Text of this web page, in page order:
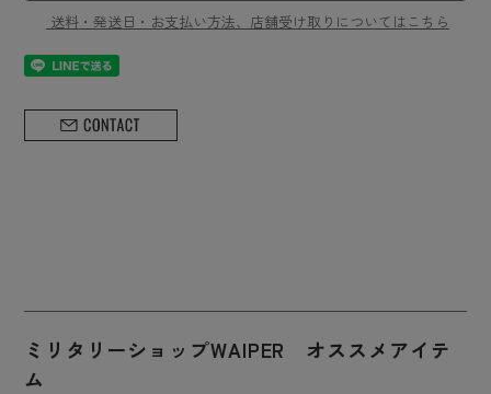
送料・発送日・お支払い方法、店舗受け取りについてはこちら
ミリタリーショップWAIPER オススメアイテ
ム